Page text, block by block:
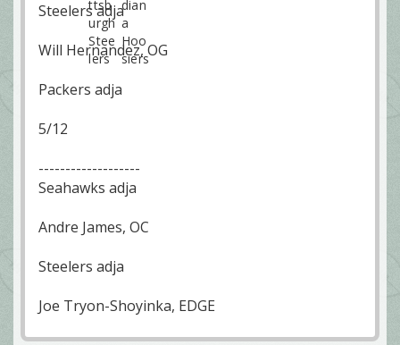
Steelers adja
Will Hernandez, OG
Packers adja
5/12
-------------------
Seahawks adja
Andre James, OC
Steelers adja
Joe Tryon-Shoyinka, EDGE